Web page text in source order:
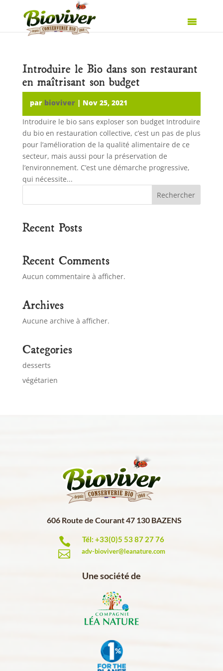
Introduire le Bio dans son restaurant
en maîtrisant son budget
par bioviver| Nov 25, 2021
Introduire le bio sans exploser son budget Introduire
du bio en restauration collective, c’est un pas de plus
pour l’amélioration de la qualité alimentaire de ce
secteur, mais aussi pour la préservation de
l’environnement. C’est une démarche progressive,
qui nécessite...
Rechercher
Recent Posts
Recent Comments
Aucun commentaire à afficher.
Archives
Aucune archive à afficher.
Categories
desserts
végétarien
606 Route de Courant 47 130 BAZENS
 Tél: +33(0)5 53 87 27 76
 adv-bioviver@leanature.com
Une société de